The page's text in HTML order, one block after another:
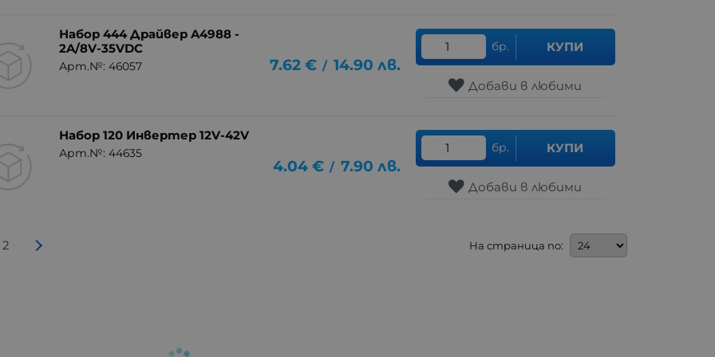
Набор 444 Драйвер A4988 -
2A/8V-35VDC
Арт.№: 46057 7.62 € / 14.90 лв.
бр. КУПИ
Добави в любими
Набор 120 Инвертер 12V-42V
Арт.№: 44635
4.04 € / 7.90 лв.
бр. КУПИ
Добави в любими
2 На страница по: